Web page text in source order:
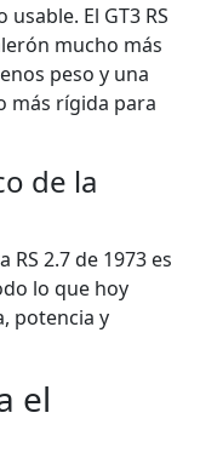
El GT3 RS
mucho más
peso y una
más rígida para
de la
2.7 de 1973 es
lo que hoy
potencia y
el